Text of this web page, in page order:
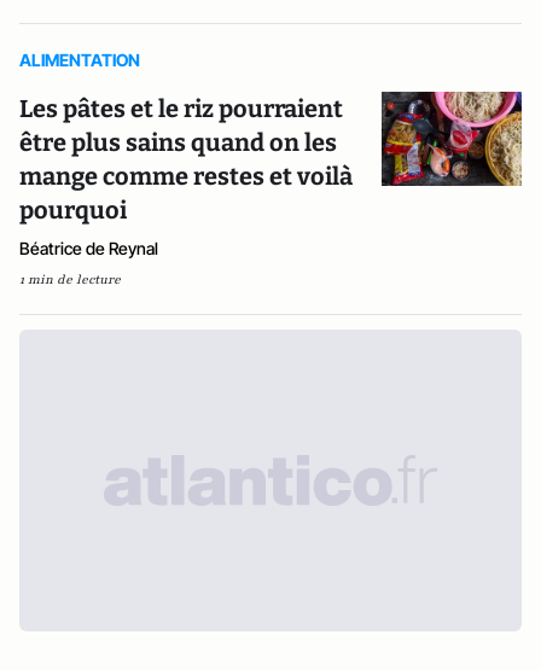
ALIMENTATION
Les pâtes et le riz pourraient
être plus sains quand on les
mange comme restes et voilà
pourquoi
Béatrice de Reynal
1 min de lecture